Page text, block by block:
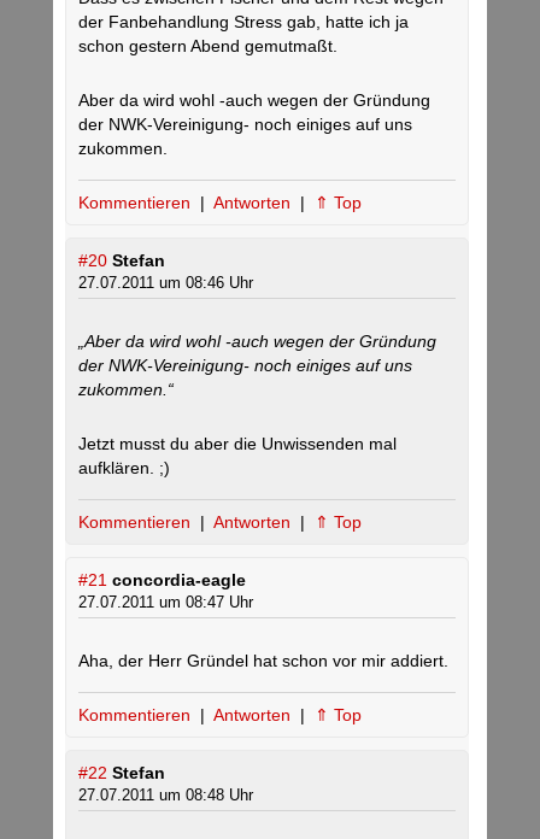
der Fanbehandlung Stress gab, hatte ich ja
schon gestern Abend gemutmaßt.
Aber da wird wohl -auch wegen der Gründung
der NWK-Vereinigung- noch einiges auf uns
zukommen.
Kommentieren | Antworten | ⇑ Top
#20 Stefan
27.07.2011 um 08:46 Uhr
„Aber da wird wohl -auch wegen der Gründung
der NWK-Vereinigung- noch einiges auf uns
zukommen.“
Jetzt musst du aber die Unwissenden mal
aufklären. ;)
Kommentieren | Antworten | ⇑ Top
#21 concordia-eagle
27.07.2011 um 08:47 Uhr
Aha, der Herr Gründel hat schon vor mir addiert.
Kommentieren | Antworten | ⇑ Top
#22 Stefan
27.07.2011 um 08:48 Uhr